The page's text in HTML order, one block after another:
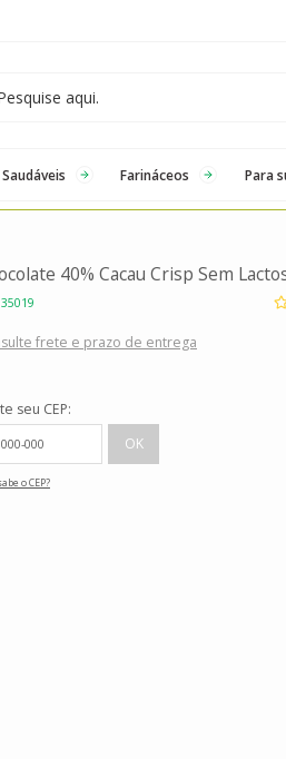
Farináceos Para
40% Cacau Crisp Sem
frete e prazo de entrega
seu CEP:
o CEP?